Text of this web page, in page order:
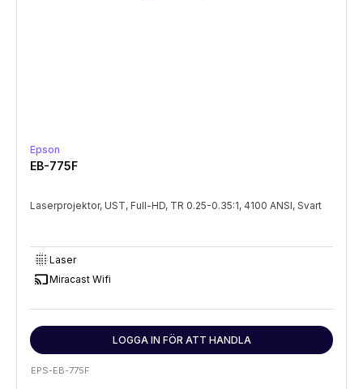
Epson
EB-775F
Laserprojektor, UST, Full-HD, TR 0.25-0.35:1, 4100 ANSI, Svart
lens_blurLaser
castMiracast Wifi
LOGGA IN FÖR ATT HANDLA
EPS-EB-775F